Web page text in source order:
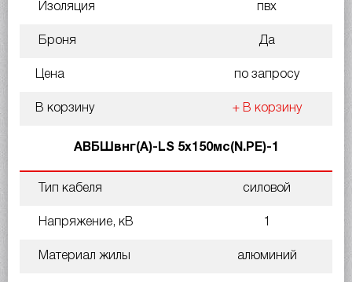
Изоляция пвх
Броня Да
Цена по запросу
В корзину + В корзину
АВБШвнг(A)-LS 5х150мс(N.PE)-1
Тип кабеля силовой
Напряжение, кВ 1
Материал жилы алюминий